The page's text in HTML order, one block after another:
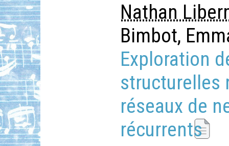
Nathan
Bimbot,
Exploration
structurelles
réseaux de
récurrents